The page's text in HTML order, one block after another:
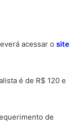
acessar o site
é de R$ 120 e
de